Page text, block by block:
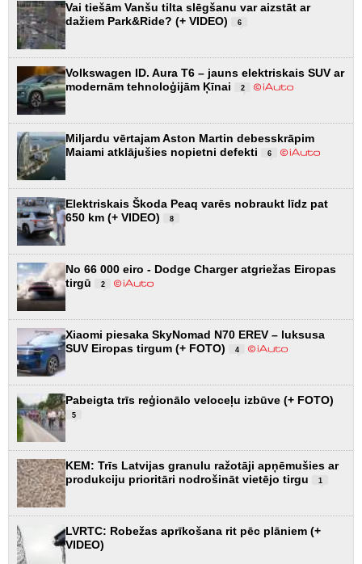
Vai tiešām Vanšu tilta slēgšanu var aizstāt ar
dažiem Park&Ride? (+ VIDEO)
6
Volkswagen ID. Aura T6 – jauns elektriskais SUV ar
modernām tehnoloģijām Ķīnai
2
Miljardu vērtajam Aston Martin debesskrāpim
Maiami atklājušies nopietni defekti
6
Elektriskais Škoda Peaq varēs nobraukt līdz pat
650 km (+ VIDEO)
8
No 66 000 eiro - Dodge Charger atgriežas Eiropas
tirgū
2
Xiaomi piesaka SkyNomad N70 EREV – luksusa
SUV Eiropas tirgum (+ FOTO)
4
Pabeigta trīs reģionālo veloceļu izbūve (+ FOTO)
5
KEM: Trīs Latvijas granulu ražotāji apņēmušies ar
produkciju prioritāri nodrošināt vietējo tirgu
1
LVRTC: Robežas aprīkošana rit pēc plāniem (+
VIDEO)